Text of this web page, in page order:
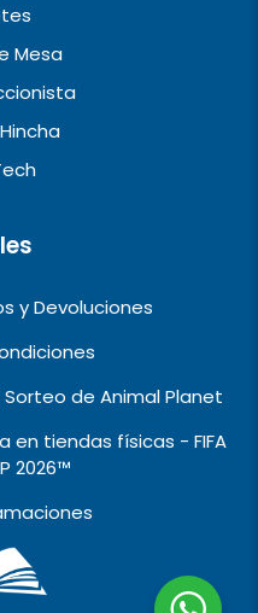
Mesa
y Devoluciones
de Animal Planet
tiendas físicas - FIFA
2026™️